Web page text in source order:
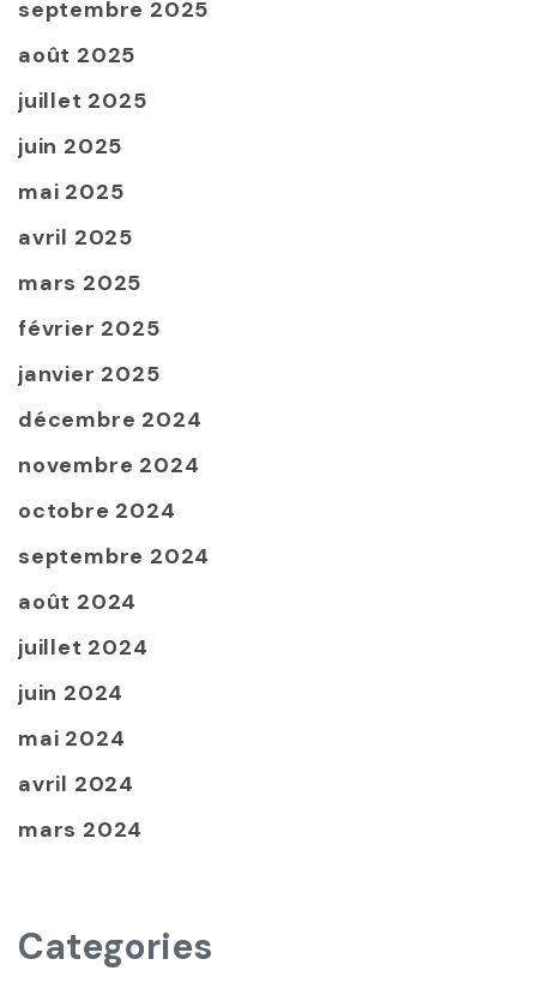
septembre 2025
août 2025
juillet 2025
juin 2025
mai 2025
avril 2025
mars 2025
février 2025
janvier 2025
décembre 2024
novembre 2024
octobre 2024
septembre 2024
août 2024
juillet 2024
juin 2024
mai 2024
avril 2024
mars 2024
Categories